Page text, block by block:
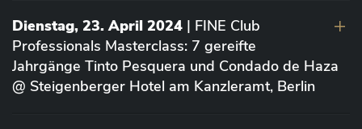
Dienstag, 23. April 2024 | FINE Club
Professionals Masterclass: 7 gereifte
Jahrgänge Tinto Pesquera und Condado de Haza
@ Steigenberger Hotel am Kanzleramt, Berlin